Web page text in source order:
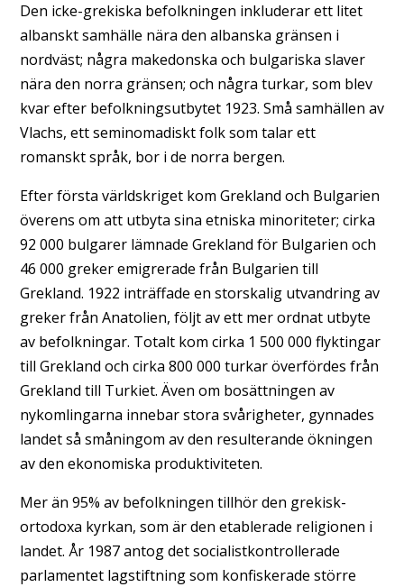
Den icke-grekiska befolkningen inkluderar ett litet
albanskt samhälle nära den albanska gränsen i
nordväst; några makedonska och bulgariska slaver
nära den norra gränsen; och några turkar, som blev
kvar efter befolkningsutbytet 1923. Små samhällen av
Vlachs, ett seminomadiskt folk som talar ett
romanskt språk, bor i de norra bergen.
Efter första världskriget kom Grekland och Bulgarien
överens om att utbyta sina etniska minoriteter; cirka
92 000 bulgarer lämnade Grekland för Bulgarien och
46 000 greker emigrerade från Bulgarien till
Grekland. 1922 inträffade en storskalig utvandring av
greker från Anatolien, följt av ett mer ordnat utbyte
av befolkningar. Totalt kom cirka 1 500 000 flyktingar
till Grekland och cirka 800 000 turkar överfördes från
Grekland till Turkiet. Även om bosättningen av
nykomlingarna innebar stora svårigheter, gynnades
landet så småningom av den resulterande ökningen
av den ekonomiska produktiviteten.
Mer än 95% av befolkningen tillhör den grekisk-
ortodoxa kyrkan, som är den etablerade religionen i
landet. År 1987 antog det socialistkontrollerade
parlamentet lagstiftning som konfiskerade större